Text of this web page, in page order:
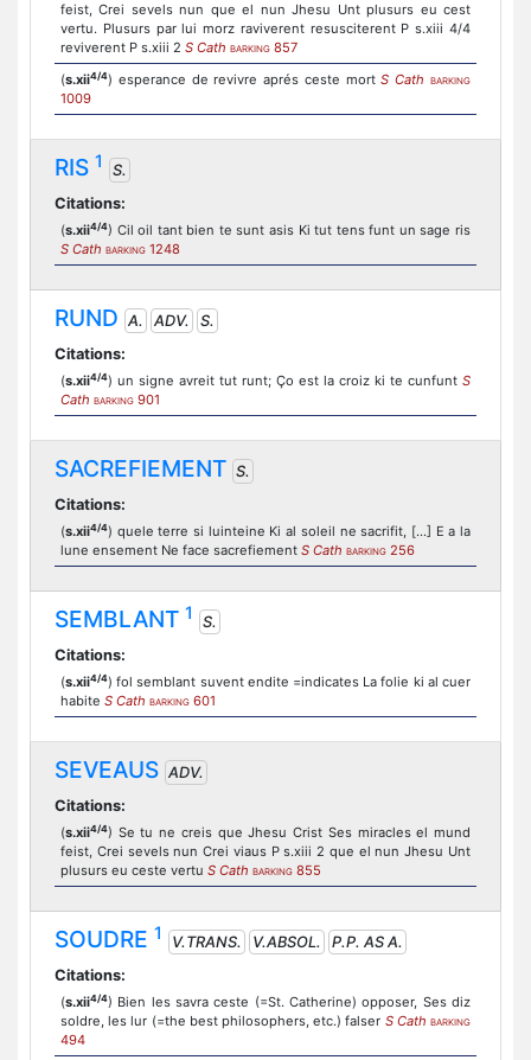
feist, Crei sevels nun que el nun Jhesu Unt plusurs eu cest
vertu. Plusurs par lui morz raviverent resusciterent P s.xiii 4/4
reviverent P s.xiii 2 S Cath BARKING 857
(s.xii4/4) esperance de revivre aprés ceste mortS Cath BARKING
1009
RIS 1
S.
Citations:
(s.xii4/4) Cil oil tant bien te sunt asis Ki tut tens funt un sage ris
S Cath BARKING 1248
RUND A. ADV.
S.
Citations:
(s.xii4/4) un signe avreit tut runt; Ço est la croiz ki te cunfunt S
Cath BARKING 901
SACREFIEMENT S.
Citations:
(s.xii4/4) quele terre si luinteine Ki al soleil ne sacrifit, [...] E a la
lune ensement Ne face sacrefiement S Cath BARKING 256
SEMBLANT 1
S.
Citations:
(s.xii4/4) fol semblant suvent endite =indicates La folie ki al cuer
habite S Cath BARKING 601
SEVEAUS ADV.
Citations:
(s.xii4/4) Se tu ne creis que Jhesu Crist Ses miracles el mund
feist, Crei sevels nun Crei viaus P s.xiii 2 que el nun Jhesu Unt
plusurs eu ceste vertu S Cath BARKING 855
SOUDRE 1 V.TRANS. V.ABSOL.
P.P. AS A.
Citations:
(s.xii4/4) Bien les savra ceste (=St. Catherine) opposer, Ses diz
soldre, les lur (=the best philosophers, etc.) falser S Cath BARKING
494